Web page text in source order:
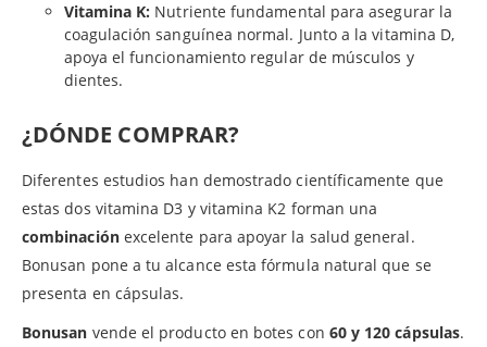
Vitamina K: Nutriente fundamental para asegurar la
coagulación sanguínea normal. Junto a la vitamina D,
apoya el funcionamiento regular de músculos y
dientes.
¿DÓNDE COMPRAR?
Diferentes estudios han demostrado científicamente que
estas dos vitamina D3 y vitamina K2 forman una
combinaciónexcelente para apoyar la salud general.
Bonusan pone a tu alcance esta fórmula natural que se
presenta en cápsulas.
Bonusan vende el producto en botes con 60 y 120 cápsulas.